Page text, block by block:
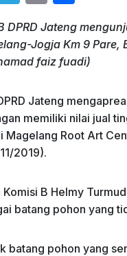
e
gr
m
ai
l
ar
e
DPRD Jateng
Jogja Km 9
faiz fuadi)
Jateng
memiliki nilai jual
Magelang Root Art
2019).
B Helmy
batang pohon yang
batang pohon yang